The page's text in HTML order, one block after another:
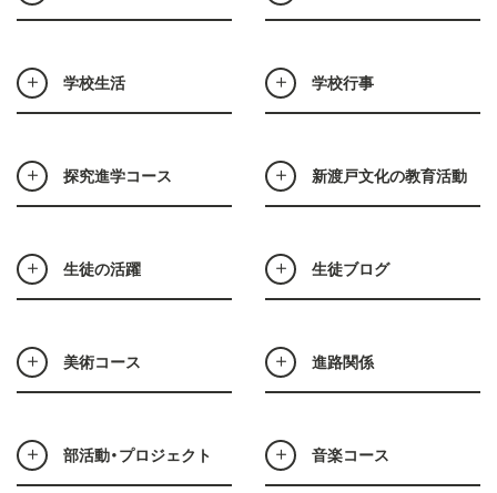
学校生活 学校行事
探究進学コース 新渡戸文化の教育活動
生徒の活躍 生徒ブログ
美術コース 進路関係
部活動・プロジェクト 音楽コース